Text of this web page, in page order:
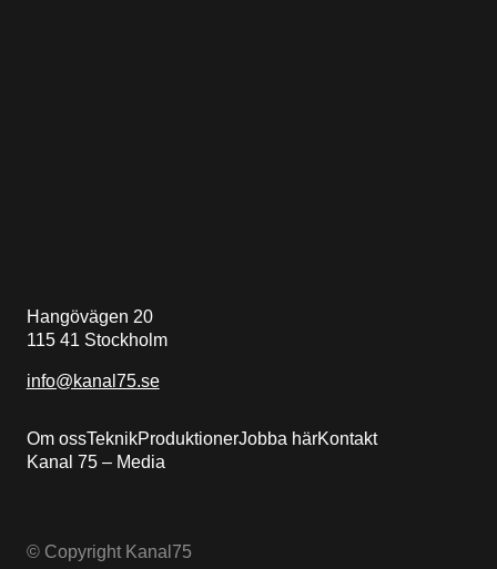
Hangövägen 20
115 41 Stockholm
info@kanal75.se
Om ossTeknikProduktionerJobba härKontakt
Kanal 75 – Media
© Copyright Kanal75